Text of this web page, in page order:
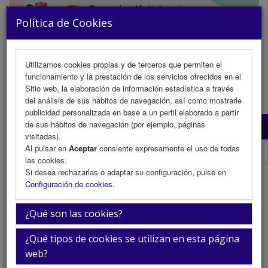
Política de Cookies
Utilizamos cookies propias y de terceros que permiten el
funcionamiento y la prestación de los servicios ofrecidos en el
Sitio web, la elaboración de información estadística a través
del análisis de sus hábitos de navegación, así como mostrarle
publicidad personalizada en base a un perfil elaborado a partir
de sus hábitos de navegación (por ejemplo, páginas
visitadas).
Al pulsar en Aceptar consiente expresamente el uso de todas
las cookies.
Si desea rechazarlas o adaptar su configuración, pulse en
Configuración de cookies.
¿Qué son las cookies?
¿Qué tipos de cookies se utilizan en esta página
web?
MENU
Comité Organizador
Comité Científico
Comité Organizador
Miembro
Dr. Manuel Anguita Sánchez